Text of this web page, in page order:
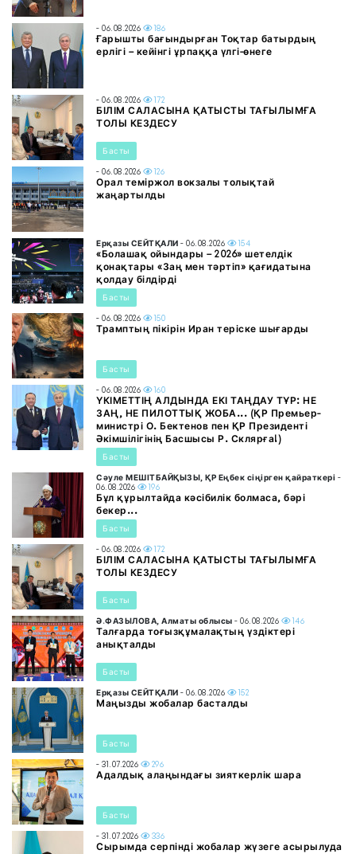
- 06.08.2026 186
Ғарышты бағындырған Тоқтар батырдың
ерлігі – кейінгі ұрпаққа үлгі-өнеге
- 06.08.2026 172
БІЛІМ САЛАСЫНА ҚАТЫСТЫ ТАҒЫЛЫМҒА
ТОЛЫ КЕЗДЕСУ
Басты
- 06.08.2026 126
Орал теміржол вокзалы толықтай
жаңартылды
Ерқазы СЕЙТҚАЛИ - 06.08.2026 154
«Болашақ ойындары – 2026» шетелдік
қонақтары «Заң мен тәртіп» қағидатына
қолдау білдірді
Басты
- 06.08.2026 150
Трамптың пікірін Иран теріске шығарды
Басты
- 06.08.2026 160
ҮКІМЕТТІҢ АЛДЫНДА ЕКІ ТАҢДАУ ТҰР: НЕ
ЗАҢ, НЕ ПИЛОТТЫҚ ЖОБА... (ҚР Премьер-
министрі О. Бектенов пен ҚР Президенті
Әкімшілігінің Басшысы Р. Склярға!)
Басты
Сәуле МЕШІТБАЙҚЫЗЫ, ҚР Еңбек сіңірген қайраткері -
06.08.2026
196
Бұл құрылтайда кәсібилік болмаса, бәрі
бекер...
Басты
- 06.08.2026 172
БІЛІМ САЛАСЫНА ҚАТЫСТЫ ТАҒЫЛЫМҒА
ТОЛЫ КЕЗДЕСУ
Басты
Ә.ФАЗЫЛОВА, Алматы облысы - 06.08.2026 146
Талғарда тоғызқұмалақтың үздіктері
анықталды
Басты
Ерқазы СЕЙТҚАЛИ - 06.08.2026 152
Маңызды жобалар басталды
Басты
- 31.07.2026 296
Адалдық алаңындағы зияткерлік шара
Басты
- 31.07.2026 336
Сырымда серпінді жобалар жүзеге асырылуда